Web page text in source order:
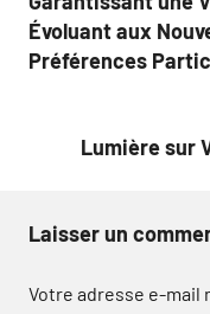
Évoluant aux
Préférences
Lumière sur
Laisser un
Votre adresse e-mail